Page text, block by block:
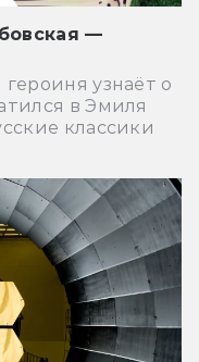
—
узнаёт о
в Эмиля
классики